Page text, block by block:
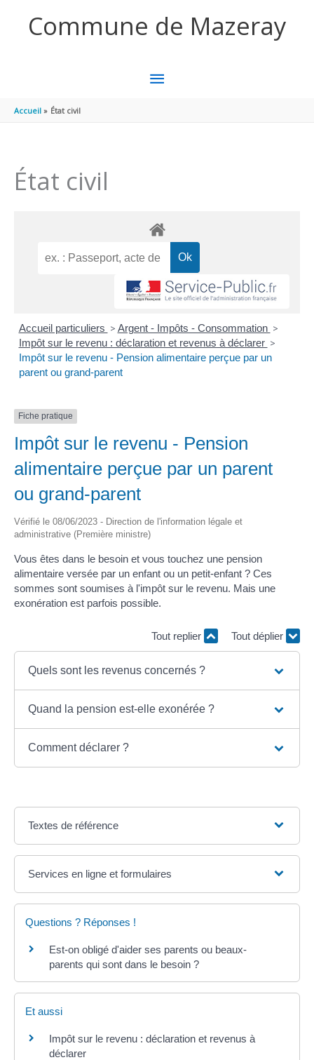
Commune de Mazeray
MENU
Accueil État civil
État civil
Accueil particuliers > Argent - Impôts - Consommation >
Impôt sur le revenu : déclaration et revenus à déclarer >
Impôt sur le revenu - Pension alimentaire perçue par un
parent ou grand-parent
Fiche pratique
Impôt sur le revenu - Pension
alimentaire perçue par un parent
ou grand-parent
Vérifié le 08/06/2023 - Direction de l'information légale et
administrative (Première ministre)
Vous êtes dans le besoin et vous touchez une pension
alimentaire versée par un enfant ou un petit-enfant ? Ces
sommes sont soumises à l'impôt sur le revenu. Mais une
exonération est parfois possible.
Tout replier Tout déplier
Quels sont les revenus concernés ?
Quand la pension est-elle exonérée ?
Comment déclarer ?
Textes de référence
Services en ligne et formulaires
Questions ? Réponses !
Est-on obligé d'aider ses parents ou beaux-
parents qui sont dans le besoin ?
Et aussi
Impôt sur le revenu : déclaration et revenus à
déclarer